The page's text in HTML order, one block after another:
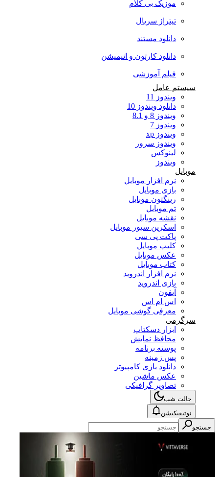
موزیک بی کلام
تیتراژ سریال
دانلود مستند
دانلود کارتون و انیمیشن
فیلم آموزشی
سیستم عامل
ویندوز 11
دانلود ویندوز 10
ویندوز 8 و 8.1
ویندوز 7
ویندوز xp
ویندوز سرور
لینوکس
ویندوز
موبایل
نرم افزار موبایل
بازی موبایل
رینگتون موبایل
تم موبایل
نقشه موبایل
اسکرین سیور موبایل
پاکت پی سی
کلیپ موبایل
عکس موبایل
کتاب موبایل
نرم افزار اندروید
بازی اندروید
آیفون
اس ام اس
معرفی گوشی موبایل
سرگرمی
ابزار دسکتاپ
محافظ نمایش
پوسته برنامه
پس زمینه
دانلود بازی کامپیوتر
عکس ماشین
تصاویر گرافیکی
حالت شب
نوتیفیکیشن
جستجو